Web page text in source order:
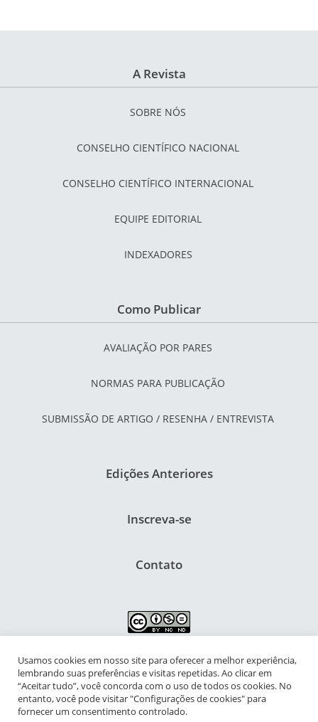
A Revista
SOBRE NÓS
CONSELHO CIENTÍFICO NACIONAL
CONSELHO CIENTÍFICO INTERNACIONAL
EQUIPE EDITORIAL
INDEXADORES
Como Publicar
AVALIAÇÃO POR PARES
NORMAS PARA PUBLICAÇÃO
SUBMISSÃO DE ARTIGO / RESENHA / ENTREVISTA
Edições Anteriores
Inscreva-se
Contato
NIPIAC – Núcleo Interdisciplinar de Pesquisa para a Infância e
Adolescência Contemporâneas
Universidade Federal do Rio de Janeiro - Campus da Praia Vermelha
Usamos cookies em nosso site para oferecer a melhor experiência,
lembrando suas preferências e visitas repetidas. Ao clicar em
“Aceitar tudo”, você concorda com o uso de todos os cookies. No
entanto, você pode visitar "Configurações de cookies" para
fornecer um consentimento controlado.